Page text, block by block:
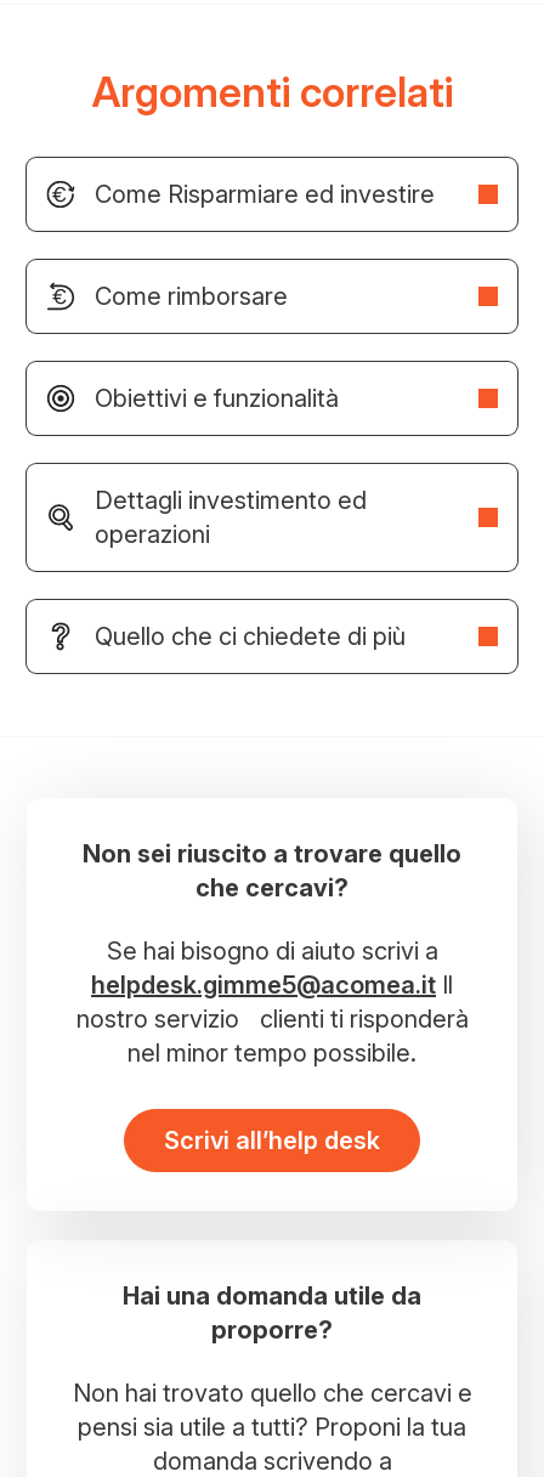
Argomenti correlati
Come Risparmiare ed investire
Come rimborsare
Obiettivi e funzionalità
Dettagli investimento ed
operazioni
Quello che ci chiedete di più
Non sei riuscito a trovare quello
che cercavi?
Se hai bisogno di aiuto scrivi a
helpdesk.gimme5@acomea.it Il
nostro servizio clienti ti risponderà
nel minor tempo possibile.
Scrivi all’help desk
Hai una domanda utile da
proporre?
Non hai trovato quello che cercavi e
pensi sia utile a tutti? Proponi la tua
domanda scrivendo a